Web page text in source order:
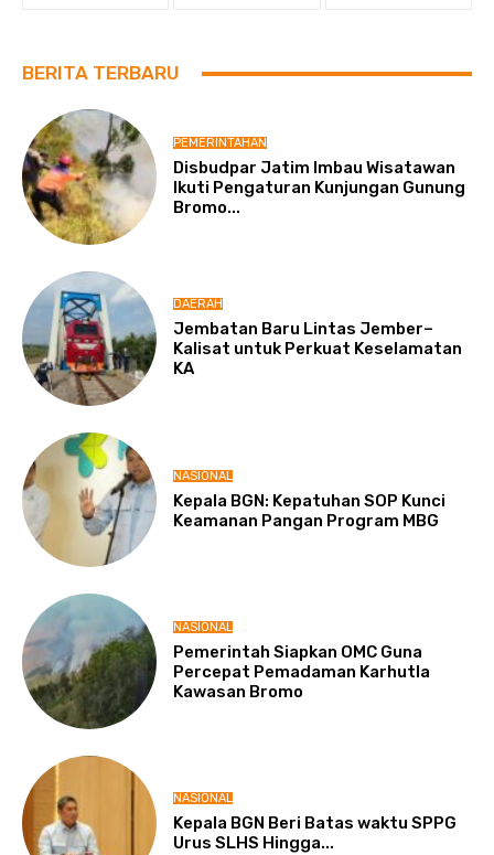
BERITA TERBARU
PEMERINTAHAN
Disbudpar Jatim Imbau Wisatawan
Ikuti Pengaturan Kunjungan Gunung
Bromo...
DAERAH
Jembatan Baru Lintas Jember–
Kalisat untuk Perkuat Keselamatan
KA
NASIONAL
Kepala BGN: Kepatuhan SOP Kunci
Keamanan Pangan Program MBG
NASIONAL
Pemerintah Siapkan OMC Guna
Percepat Pemadaman Karhutla
Kawasan Bromo
NASIONAL
Kepala BGN Beri Batas waktu SPPG
Urus SLHS Hingga...